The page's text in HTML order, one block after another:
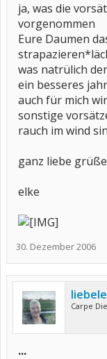
ja, was die
vorgenommen
Eure Daumen
was natrülich
ein besseres jahr
auch für mich
sonstige
rauch im wind
ganz liebe
elke
30. Dezember 2006
Carpe
...